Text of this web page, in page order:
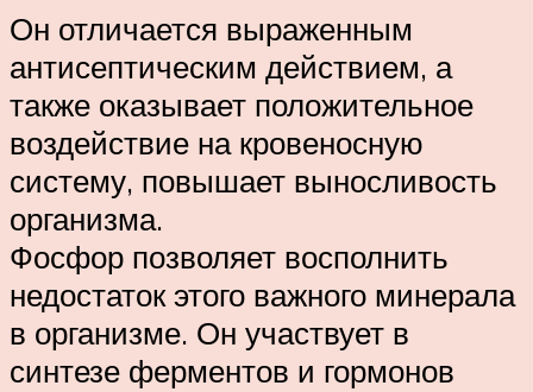
Он отличается выраженным
антисептическим действием, а
также оказывает положительное
воздействие на кровеносную
систему, повышает выносливость
организма.
Фосфор позволяет восполнить
недостаток этого важного минерала
в организме. Он участвует в
синтезе ферментов и гормонов